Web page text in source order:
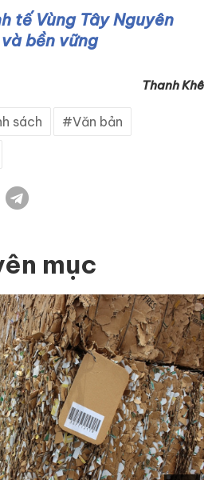
tế Vùng Tây Nguyên
bền vững
Thanh Khê
sách Văn bản
mục